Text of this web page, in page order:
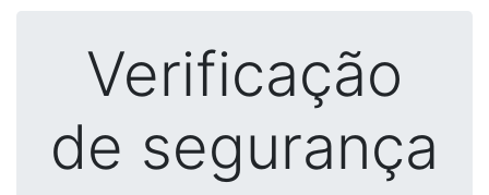
Verificação
de segurança